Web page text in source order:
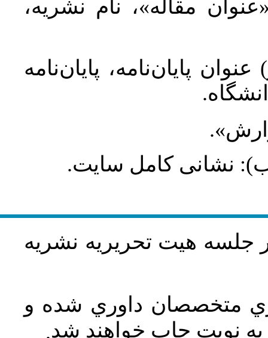
مقاله»، نام نشریه،
پایان‌نامه، پایان‌نامه
نشانی کامل سایت.
جلسه هيت تحريريه نشريه
متخصصان داوري شده و
نوبت چاپ خواهند شد.